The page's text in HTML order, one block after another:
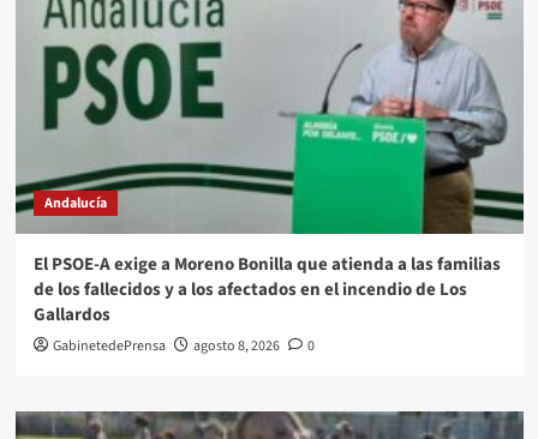
Andalucía
El PSOE-A exige a Moreno Bonilla que atienda a las familias
de los fallecidos y a los afectados en el incendio de Los
Gallardos
GabinetedePrensa agosto 8, 2026 0